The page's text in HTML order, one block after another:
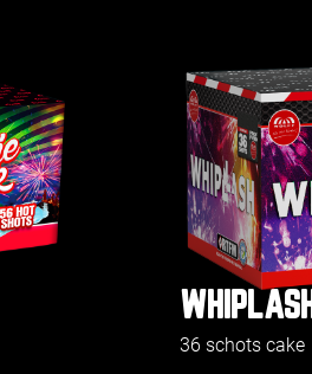
WHIPLASH
36 schots cake